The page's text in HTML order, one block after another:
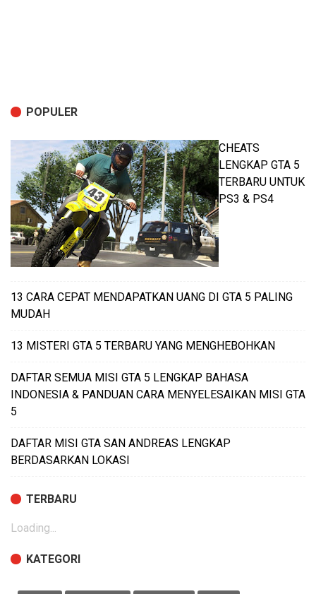
POPULER
CHEATS
LENGKAP GTA 5
TERBARU UNTUK
PS3 & PS4
13 CARA CEPAT MENDAPATKAN UANG DI GTA 5 PALING
MUDAH
13 MISTERI GTA 5 TERBARU YANG MENGHEBOHKAN
DAFTAR SEMUA MISI GTA 5 LENGKAP BAHASA
INDONESIA & PANDUAN CARA MENYELESAIKAN MISI GTA
5
DAFTAR MISI GTA SAN ANDREAS LENGKAP
BERDASARKAN LOKASI
TERBARU
Loading...
KATEGORI